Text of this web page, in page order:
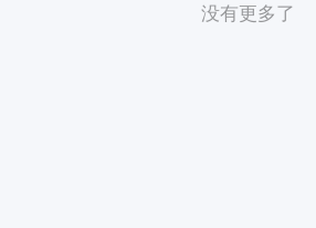
没有更多了